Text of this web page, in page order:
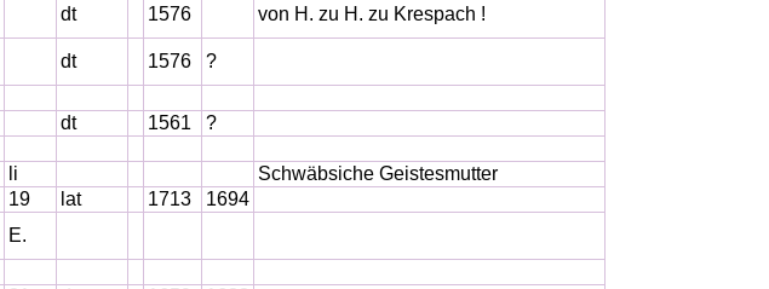
dt 1576 von H. zu H. zu Krespach !
dt 1576
?
dt 1561
?
li
Schwäbsiche Geistesmutter
19 lat 1713
1694
E.